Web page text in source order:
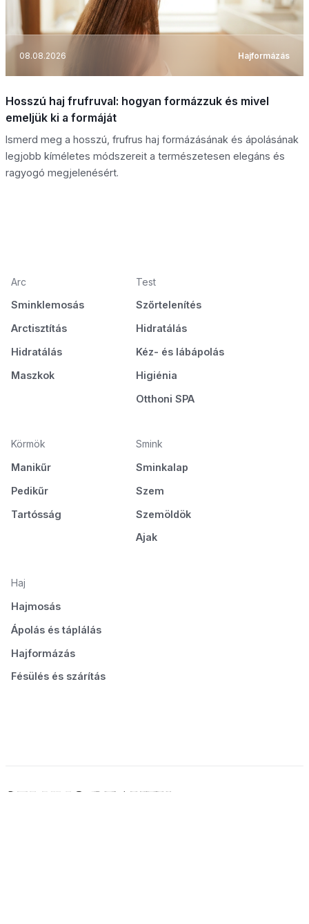
08.08.2026 Hajformázás
Hosszú haj frufruval: hogyan formázzuk és mivel
emeljük ki a formáját
Ismerd meg a hosszú, frufrus haj formázásának és ápolásának
legjobb kíméletes módszereit a természetesen elegáns és
ragyogó megjelenésért.
Arc
Sminklemosás
Arctisztítás
Hidratálás
Maszkok
Test
Szőrtelenítés
Hidratálás
Kéz- és lábápolás
Higiénia
Otthoni SPA
Körmök
Manikűr
Pedikűr
Tartósság
Smink
Sminkalap
Szem
Szemöldök
Ajak
Haj
Hajmosás
Ápolás és táplálás
Hajformázás
Fésülés és szárítás